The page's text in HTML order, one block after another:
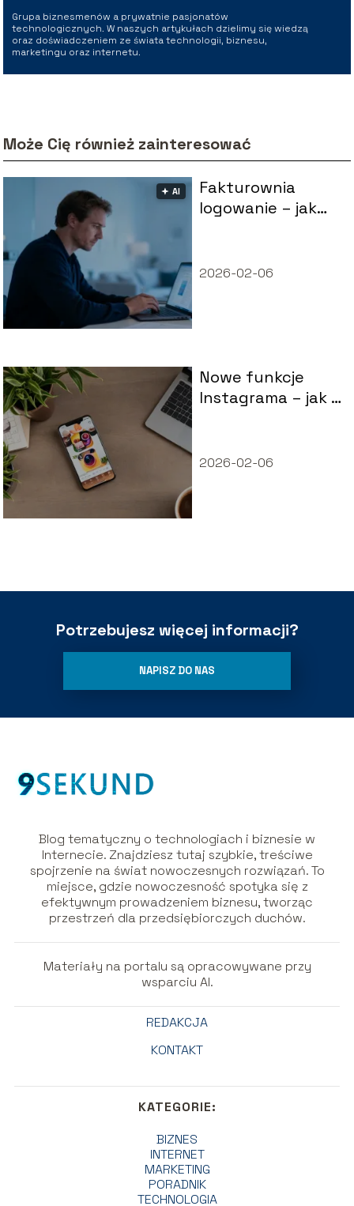
Grupa biznesmenów a prywatnie pasjonatów
technologicznych. W naszych artykułach dzielimy się wiedzą
oraz doświadczeniem ze świata technologii, biznesu,
marketingu oraz internetu.
Może Cię również zainteresować
🟅 AI
Fakturownia
logowanie – jak
2026-02-06
Nowe funkcje
Instagrama – jak je
2026-02-06
Potrzebujesz więcej informacji?
NAPISZ DO NAS
Blog tematyczny o technologiach i biznesie w
Internecie. Znajdziesz tutaj szybkie, treściwe
spojrzenie na świat nowoczesnych rozwiązań. To
miejsce, gdzie nowoczesność spotyka się z
efektywnym prowadzeniem biznesu, tworząc
przestrzeń dla przedsiębiorczych duchów.
Materiały na portalu są opracowywane przy
wsparciu AI.
REDAKCJA
KONTAKT
KATEGORIE:
BIZNES
INTERNET
MARKETING
PORADNIK
TECHNOLOGIA